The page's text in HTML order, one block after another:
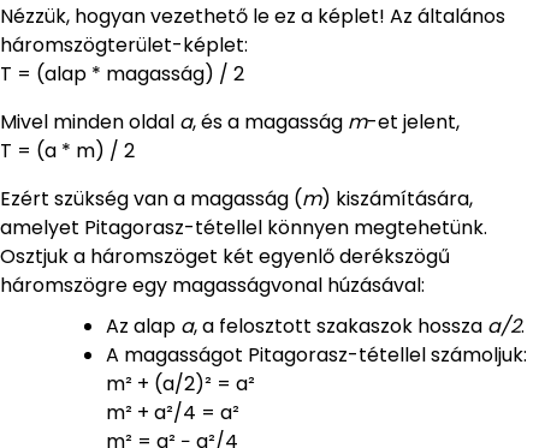
Nézzük, hogyan vezethető le ez a képlet! Az általános
háromszögterület-képlet:
T = (alap * magasság) / 2
Mivel minden oldal a, és a magasság m-et jelent,
T = (a * m) / 2
Ezért szükség van a magasság (m) kiszámítására,
amelyet Pitagorasz-tétellel könnyen megtehetünk.
Osztjuk a háromszöget két egyenlő derékszögű
háromszögre egy magasságvonal húzásával:
Az alap a, a felosztott szakaszok hossza a/2.
A magasságot Pitagorasz-tétellel számoljuk:
m² + (a/2)² = a²
m² + a²/4 = a²
m² = a² − a²/4